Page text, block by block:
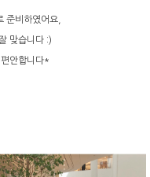
준비하였어요,
맞습니다 :)
안합니다*